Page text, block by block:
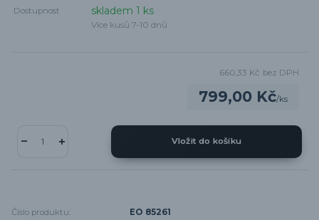
Dostupnost skladem 1 ks
Více kusů 7-10 dnů
799,00 Kč/ks
660,33 Kč bez DPH
Vložit do košíku
Číslo produktu:
EO 85261